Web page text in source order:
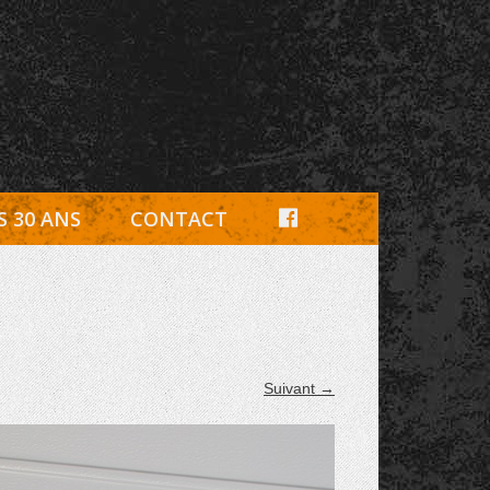
détachées Rambouillet
30 ANS CONTACT
F
A
C
E
B
O
Suivant →